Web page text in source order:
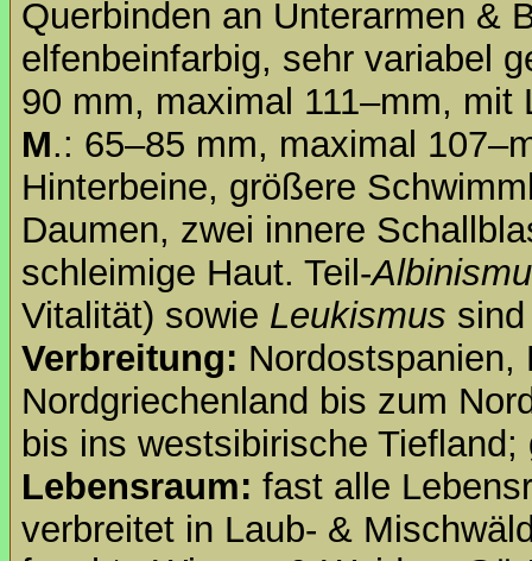
Querbinden an Unterarmen &
elfenbeinfarbig, sehr variabel
90 mm, maximal 111–mm,
M.: 65–85 mm, maximal
Hinterbeine, größere
Daumen, zwei innere
schleimige Haut. Teil-
Vitalität) sowie Leukismus
Verbreitung: Nordostspanien,
Nordgriechenland bis zum
bis ins westsibirische
Lebensraum: fast alle
verbreitet in Laub- &